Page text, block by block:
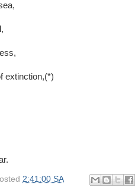
extinction,(*)
2:41:00 SA